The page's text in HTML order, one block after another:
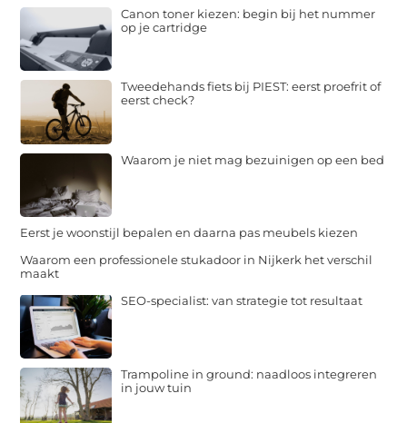
Canon toner kiezen: begin bij het nummer
op je cartridge
Tweedehands fiets bij PIEST: eerst proefrit of
eerst check?
Waarom je niet mag bezuinigen op een bed
Eerst je woonstijl bepalen en daarna pas meubels kiezen
Waarom een professionele stukadoor in Nijkerk het verschil
maakt
SEO-specialist: van strategie tot resultaat
Trampoline in ground: naadloos integreren
in jouw tuin